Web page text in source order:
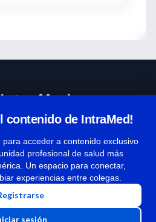
contenido de IntraMed!
acceder a contenido exclusivo
profesional de salud más
Un espacio para conectar,
experiencias entre colegas.
sesión
y condiciones
de privacidad
reservados | Copyright 1997-2026